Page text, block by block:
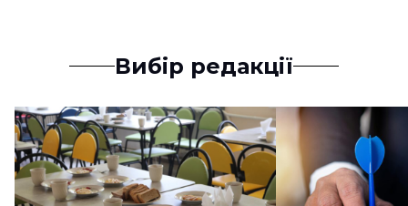
Вибір редакції